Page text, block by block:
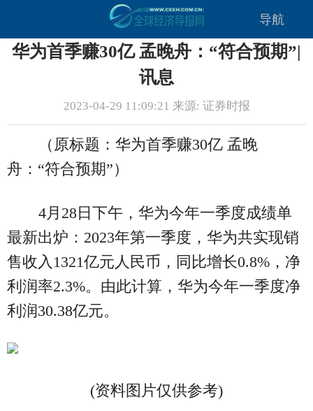
导航
华为首季赚30亿 孟晚舟：“符合预期”|
讯息
2023-04-29 11:09:21 来源: 证券时报
（原标题：华为首季赚30亿 孟晚
舟：“符合预期”）
4月28日下午，华为今年一季度成绩单
最新出炉：2023年第一季度，华为共实现销
售收入1321亿元人民币，同比增长0.8%，净
利润率2.3%。由此计算，华为今年一季度净
利润30.38亿元。
(资料图片仅供参考)